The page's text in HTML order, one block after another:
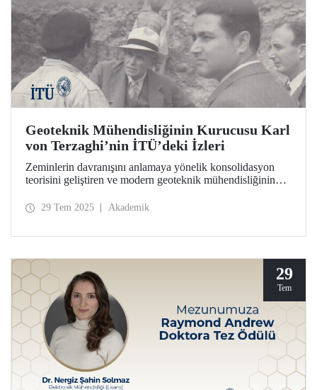
Geoteknik Mühendisliğinin Kurucusu Karl
von Terzaghi’nin İTÜ’deki İzleri
Zeminlerin davranışını anlamaya yönelik konsolidasyon
teorisini geliştiren ve modern geoteknik mühendisliğinin
Terzaghi’nin ders notları, mektupları, fotoğrafları ve deney
29 Tem 2025 Akademik
29
Tem